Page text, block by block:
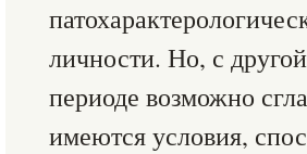
личности. Но, с
периоде возможно
имеются условия,